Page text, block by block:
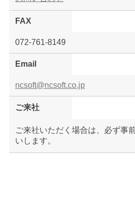
FAX
072-761-8149
Email
ncsoft@ncsoft.co.jp
ご来社
ご来社いただく場合は、必ず事
いします。